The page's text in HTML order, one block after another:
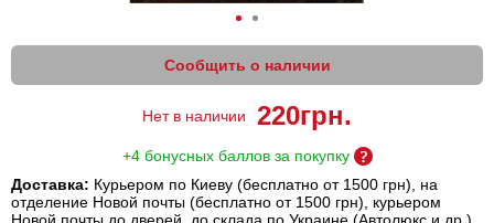
Сообщить о наличии
Нет в наличии 220грн.
+4 бонусных баллов за покупку
Доставка: Курьером по Киеву (бесплатно от 1500 грн), на
отделение Новой почты (бесплатно от 1500 грн), курьером
Новой почты до дверей, до склада по Украине (Автолюкс и др.),